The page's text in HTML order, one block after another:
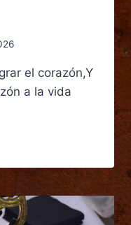
el corazón,Y
a la vida